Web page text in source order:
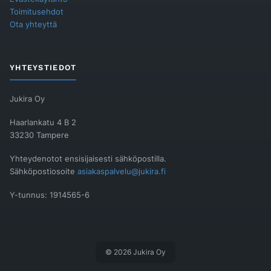
Toimitusehdot
Ota yhteyttä
YHTEYSTIEDOT
Jukira Oy
Haarlankatu 4 B 2
33230 Tampere
Yhteydenotot ensisijaisesti sähköpostilla.
Sähköpostiosoite asiakaspalvelu@jukira.fi
Y-tunnus: 1914565-6
© 2026 Jukira Oy